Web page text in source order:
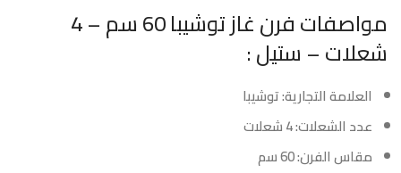
مواصفات فرن غاز توشيبا 60 سم – 4
شعلات – ستيل :
العلامة التجارية: توشيبا
عدد الشعلات: 4 شعلات
مقاس الفرن: 60 سم